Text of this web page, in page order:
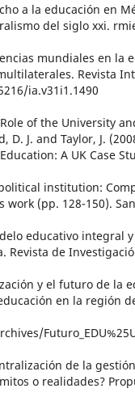
a la educación en
del siglo xxi.
mundiales en la
Revista
ia.v31i1.1490
of the University
D. J. and Taylor, J.
A UK Case
institution:
(pp. 128-150).
educativo integral
Revista de
y el futuro de la
en la región
de la
o realidades?